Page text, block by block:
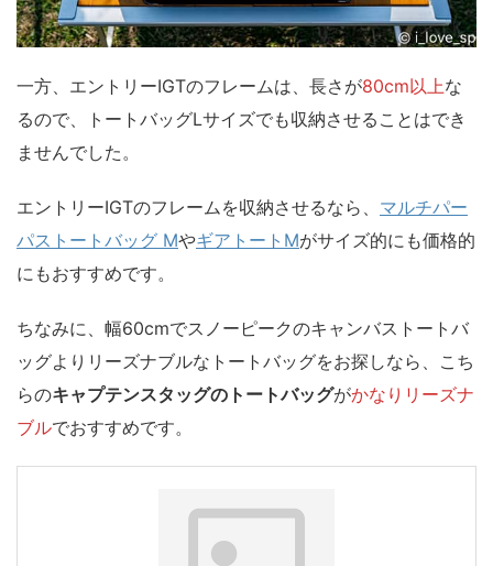
一方、エントリーIGTのフレームは、長さが80cm以上な
るので、
トートバッグLサイズでも収納させることはでき
ませんでした。
エントリーIGTのフレームを収納させるなら、 マルチパー
パストートバッグ MやギアトートMがサイズ的にも価格的
にもおすすめです。
ちなみに、幅60cmでスノーピークのキャンバストートバ
ッグよりリーズナブルなトートバッグをお探しなら、こち
らのキャプテンスタッグのトートバッグがかなりリーズナ
ブルでおすすめです。